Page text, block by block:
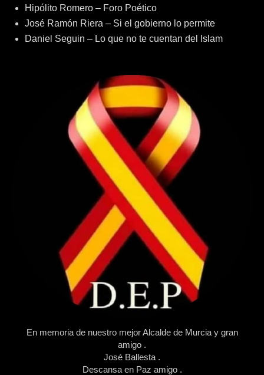
Hipólito Romero – Foro Poético
José Ramón Riera – Si el gobierno lo permite
Daniel Seguin – Lo que no te cuentan del Islam
En memoria de nuestro mejor Alcalde de Murcia y gran
amigo .
José Ballesta .
Descansa en Paz amigo .